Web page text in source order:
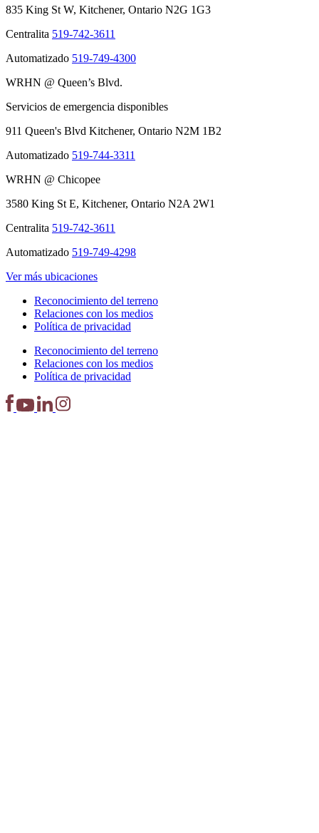
835 King St W, Kitchener, Ontario N2G 1G3
Centralita 519-742-3611
Automatizado 519-749-4300
WRHN @ Queen’s Blvd.
Servicios de emergencia disponibles
911 Queen's Blvd Kitchener, Ontario N2M 1B2
Automatizado 519-744-3311
WRHN @ Chicopee
3580 King St E, Kitchener, Ontario N2A 2W1
Centralita 519-742-3611
Automatizado 519-749-4298
Ver más ubicaciones
Reconocimiento del terreno
Relaciones con los medios
Política de privacidad
Reconocimiento del terreno
Relaciones con los medios
Política de privacidad